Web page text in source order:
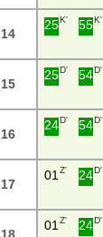
14
25K' 55K'
15
25D' 54D'
16
24D' 54D'
17
01 Z' 24D'
01 Z' 24D'